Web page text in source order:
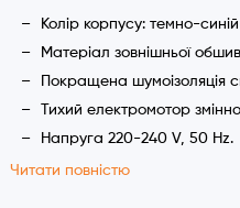
Колір корпусу: темно-синій
Матеріал зовнішньої
Покращена шумоізоляція
Тихий електромотор
Напруга 220-240 V, 50 Hz.
Потужність 750 Вт.
Читати повністю